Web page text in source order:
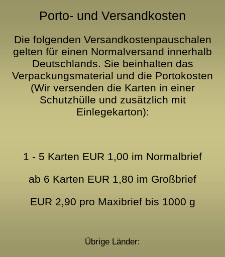
Porto- und Versandkosten
Die folgenden Versandkostenpauschalen
gelten für einen Normalversand innerhalb
Deutschlands. Sie beinhalten das
Verpackungsmaterial und die Portokosten
(Wir versenden die Karten in einer
Schutzhülle und zusätzlich mit
Einlegekarton):
1 - 5 Karten EUR 1,00 im Normalbrief
ab 6 Karten EUR 1,80 im Großbrief
EUR 2,90 pro Maxibrief bis 1000 g
Übrige Länder: